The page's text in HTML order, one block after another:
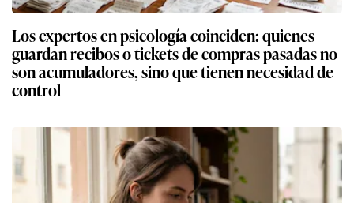
Los expertos en psicología coinciden: quienes
guardan recibos o tickets de compras pasadas no
son acumuladores, sino que tienen necesidad de
control